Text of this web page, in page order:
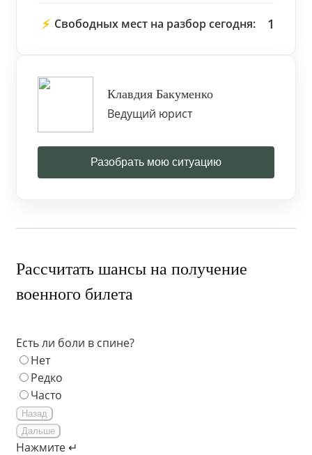
⚡ Свободных мест на разбор сегодня: 1
Клавдия Бакуменко
Ведущий юрист
Разобрать мою ситуацию
Рассчитать шансы на получение
военного билета
Есть ли боли в спине?
Нет
Редко
Часто
Назад
Дальше
Нажмите ↵